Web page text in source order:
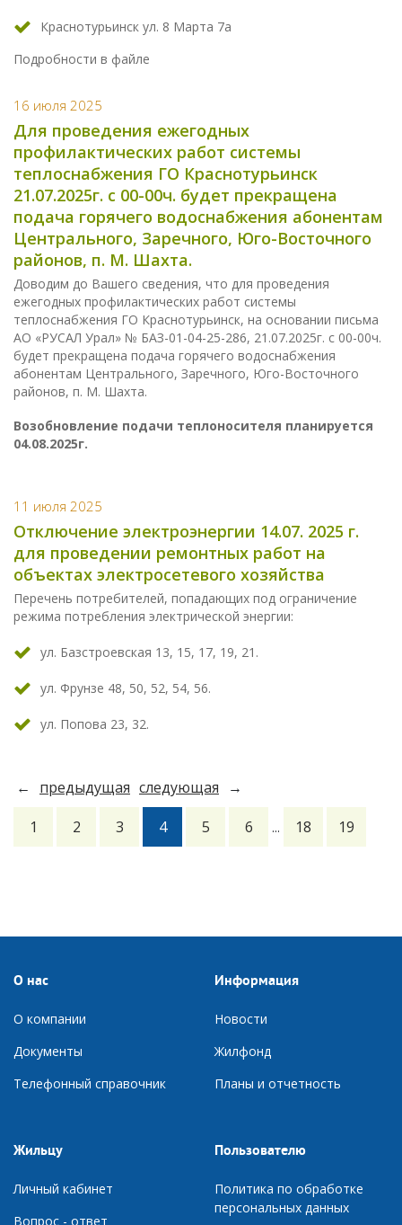
Краснотурьинск ул. 8 Марта 7а
Подробности в файле
16 июля 2025
Для проведения ежегодных
профилактических работ системы
теплоснабжения ГО Краснотурьинск
21.07.2025г. с 00-00ч. будет прекращена
подача горячего водоснабжения абонентам
Центрального, Заречного, Юго-Восточного
районов, п. М. Шахта.
Доводим до Вашего сведения, что для проведения
ежегодных профилактических работ системы
теплоснабжения ГО Краснотурьинск, на основании письма
АО «РУСАЛ Урал» № БАЗ-01-04-25-286, 21.07.2025г. с 00-00ч.
будет прекращена подача горячего водоснабжения
абонентам Центрального, Заречного, Юго-Восточного
районов, п. М. Шахта.
Возобновление подачи теплоносителя планируется
04.08.2025г.
11 июля 2025
Отключение электроэнергии 14.07. 2025 г.
для проведении ремонтных работ на
объектах электросетевого хозяйства
Перечень потребителей, попадающих под ограничение
режима потребления электрической энергии:
ул. Базстроевская 13, 15, 17, 19, 21.
ул. Фрунзе 48, 50, 52, 54, 56.
ул. Попова 23, 32.
← предыдущая следующая
→
1
2 3 4 5 6 ... 18 19
О нас
О компании
Документы
Телефонный справочник
Информация
Новости
Жилфонд
Планы и отчетность
Жильцу
Личный кабинет
Вопрос - ответ
Пользователю
Политика по обработке
персональных данных